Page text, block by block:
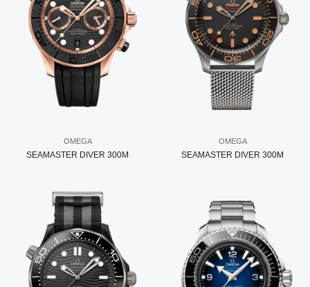
OMEGA
SEAMASTER DIVER 300M
OMEGA
SEAMASTER DIVER 300M